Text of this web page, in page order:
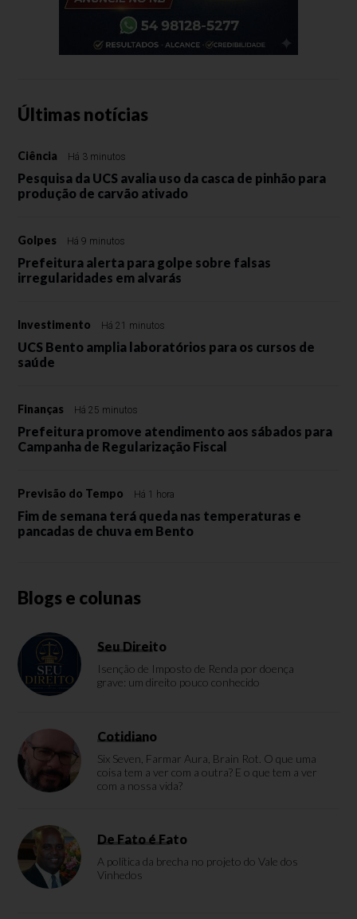
Últimas notícias
Ciência Há 3 minutos
Pesquisa da UCS avalia uso da casca de pinhão para
produção de carvão ativado
Golpes Há 9 minutos
Prefeitura alerta para golpe sobre falsas
irregularidades em alvarás
Investimento Há 21 minutos
UCS Bento amplia laboratórios para os cursos de
saúde
Finanças Há 25 minutos
Prefeitura promove atendimento aos sábados para
Campanha de Regularização Fiscal
Previsão do Tempo Há 1 hora
Fim de semana terá queda nas temperaturas e
pancadas de chuva em Bento
Blogs e colunas
Seu Direito
Isenção de Imposto de Renda por doença
grave: um direito pouco conhecido
Cotidiano
Six Seven, Farmar Aura, Brain Rot. O que uma
coisa tem a ver com a outra? E o que tem a ver
com a nossa vida?
De Fato é Fato
A política da brecha no projeto do Vale dos
Vinhedos